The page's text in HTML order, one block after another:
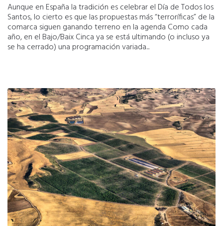
Aunque en España la tradición es celebrar el Día de Todos los
Santos, lo cierto es que las propuestas más “terroríficas” de la
comarca siguen ganando terreno en la agenda Como cada
año, en el Bajo/Baix Cinca ya se está ultimando (o incluso ya
se ha cerrado) una programación variada...